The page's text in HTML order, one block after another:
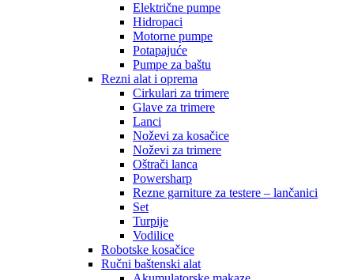
Električne pumpe
Hidropaci
Motorne pumpe
Potapajuće
Pumpe za baštu
Rezni alat i oprema
Cirkulari za trimere
Glave za trimere
Lanci
Noževi za kosačice
Noževi za trimere
Oštrači lanca
Powersharp
Rezne garniture za testere – lančanici
Set
Turpije
Vodilice
Robotske kosačice
Ručni baštenski alat